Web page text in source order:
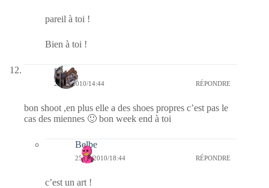
pareil à toi !
Bien à toi !
noel
25/09/2010/14:44 RÉPONDRE
bon shoot ,en plus elle a des shoes propres c’est pas le
cas des miennes 🙂 bon week end à toi
Belbe
25/09/2010/18:44 RÉPONDRE
c’est un art !